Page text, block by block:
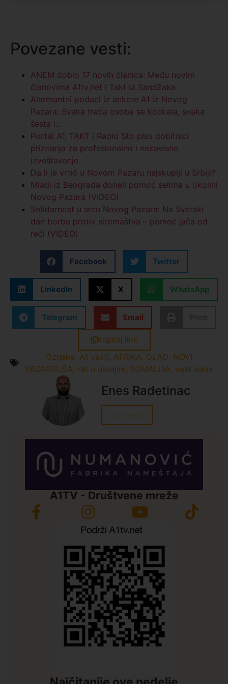
Povezane vesti:
ANEM dobio 17 novih članica: Među novim
članovima A1tv.net i Takt iz Sandžaka
Alarmantni podaci iz ankete A1 iz Novog
Pazara: Svaka treća osoba se kockala, svaka
šesta i…
Portal A1, TAKT i Radio Sto plus dobitnici
priznanja za profesionalno i nezavisno
izveštavanje
Da li je vrtić u Novom Pazaru najskuplji u Srbiji?
Mladi iz Beograda doneli pomoć selima u okolini
Novog Pazara (VIDEO)
Solidarnost u srcu Novog Pazara: Na Svetski
dan borbe protiv siromaštva – pomoć jača od
reči (VIDEO)
Facebook Twitter
LinkedIn X WhatsApp
Telegram Email
Kopiraj link
Oznake: A1 vesti, AFRIKA, GLAD, NOVI
PAZARSUŠA, rat u ukrajini, SOMALIJA, vest dana
Enes Radetinac
Sve vesti
A1TV - Društvene mreže